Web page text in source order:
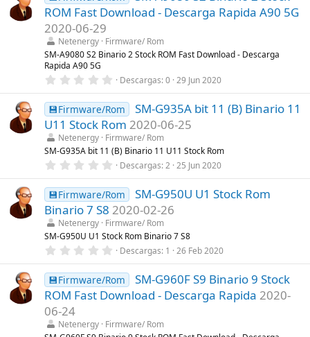
s
)
e
s
e
l
s
)
ROM Fast Download - Descarga Rapida A90 5G
2020-06-29
Netenergy Firmware/ Rom
SM-A9080 S2 Binario 2 Stock ROM Fast Download - Descarga
Rapida A90 5G
0
0
0
e
s
t
r
e
l
a
(
s
)
Descargas 0 29 Jun 2020
💾Firmware/Rom
SM-G935A bit 11 (B) Binario 11
U11 Stock Rom 2020-06-25
Netenergy Firmware/ Rom
SM-G935A bit 11 (B) Binario 11 U11 Stock Rom
0
0
0
e
s
t
r
e
l
a
(
s
)
Descargas 2 25 Jun 2020
💾Firmware/Rom
SM-G950U U1 Stock Rom
Binario 7 S8 2020-02-26
Netenergy Firmware/ Rom
SM-G950U U1 Stock Rom Binario 7 S8
0
0
0
e
s
e
Descargas 1 26 Feb 2020
💾Firmware/Rom
SM-G960F S9 Binario 9 Stock
ROM Fast Download - Descarga Rapida 2020-
06-24
Netenergy Firmware/ Rom